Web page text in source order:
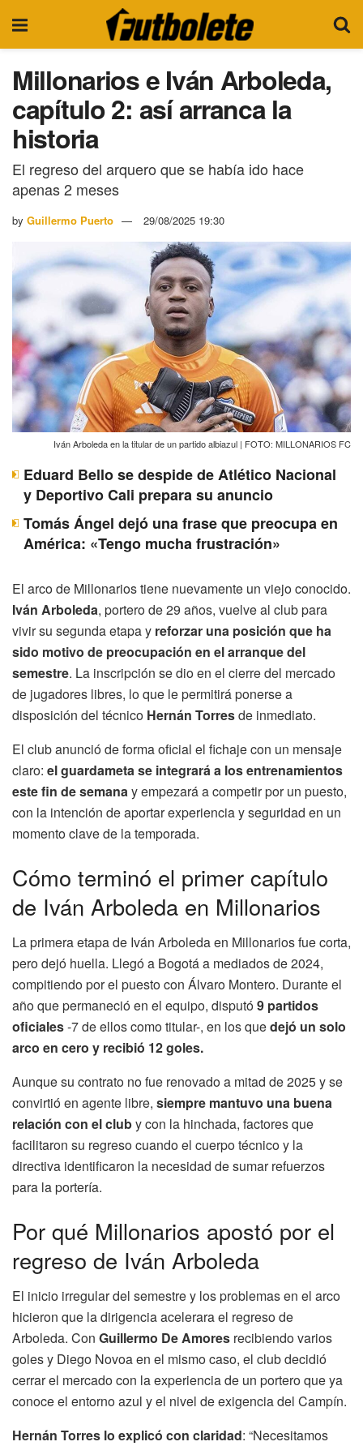
Millonarios e Iván Arboleda,
capítulo 2: así arranca la
historia
El regreso del arquero que se había ido hace
apenas 2 meses
by Guillermo Puerto 29/08/2025 19:30
Iván Arboleda en la titular de un partido albiazul | FOTO: MILLONARIOS FC
Eduard Bello se despide de Atlético Nacional
y Deportivo Cali prepara su anuncio
Tomás Ángel dejó una frase que preocupa en
América: «Tengo mucha frustración»
El arco de Millonarios tiene nuevamente un viejo conocido.
Iván Arboleda, portero de 29 años, vuelve al club para
vivir su segunda etapa y reforzar una posición que ha
sido motivo de preocupación en el arranque del
semestre. La inscripción se dio en el cierre del mercado
de jugadores libres, lo que le permitirá ponerse a
disposición del técnico Hernán Torresde inmediato.
El club anunció de forma oficial el fichaje con un mensaje
claro: el guardameta se integrará a los entrenamientos
este fin de semanay empezará a competir por un puesto,
con la intención de aportar experiencia y seguridad en un
momento clave de la temporada.
Cómo terminó el primer capítulo
de Iván Arboleda en Millonarios
La primera etapa de Iván Arboleda en Millonarios fue corta,
pero dejó huella. Llegó a Bogotá a mediados de 2024,
compitiendo por el puesto con Álvaro Montero. Durante el
año que permaneció en el equipo, disputó9 partidos
oficiales-7 de ellos como titular-, en los quedejó un solo
arco en cero y recibió 12 goles.
Aunque su contrato no fue renovado a mitad de 2025 y se
convirtió en agente libre, siempre mantuvo una buena
relación con el cluby con la hinchada, factores que
facilitaron su regreso cuando el cuerpo técnico y la
directiva identificaron la necesidad de sumar refuerzos
para la portería.
Por qué Millonarios apostó por el
regreso de Iván Arboleda
El inicio irregular del semestre y los problemas en el arco
hicieron que la dirigencia acelerara el regreso de
Arboleda. Con Guillermo De Amores recibiendo varios
goles y Diego Novoa en el mismo caso, el club decidió
cerrar el mercado con la experiencia de un portero que ya
conoce el entorno azul y el nivel de exigencia del Campín.
Hernán Torres lo explicó con claridad: “Necesitamos